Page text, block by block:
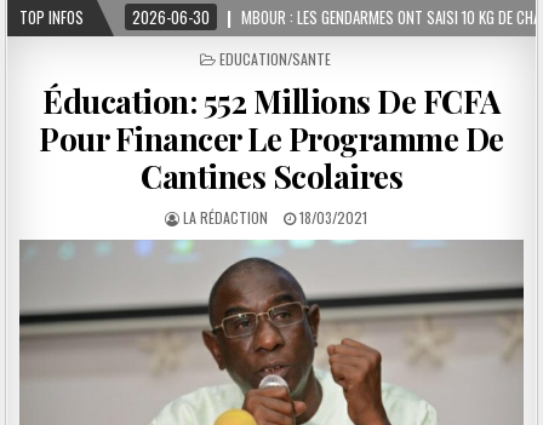
TOP INFOS2026-06-30 MBOUR : LES GENDARMES ONT SAISI 10 KG DE CHANVRE
POSTED
EDUCATION/SANTE
Éducation: 552 Millions De FCFA
Pour Financer Le Programme De
Cantines Scolaires
LA RÉDACTION 18/03/2021